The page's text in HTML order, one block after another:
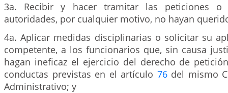
3a. Recibir y hacer tramitar las peticiones o
autoridades, por cualquier motivo, no hayan
4a. Aplicar medidas disciplinarias o solicitar su
competente, a los funcionarios que, sin causa
hagan ineficaz el ejercicio del derecho de
conductas previstas en el artículo 76del mismo
Administrativo; y